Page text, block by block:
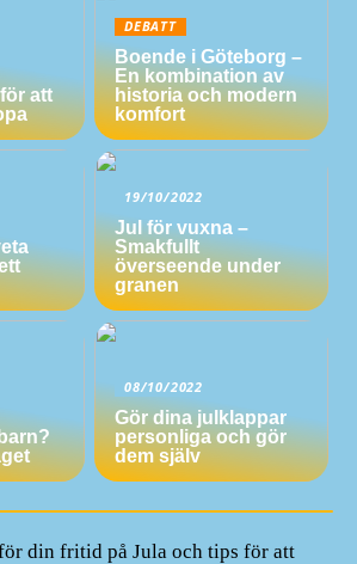
att
DEBATT
Boende i Göteborg –
En kombination av
historia och modern
komfort
19/10/2022
Jul för vuxna –
Smakfullt
överseende under
granen
08/10/2022
Gör dina julklappar
personliga och gör
dem själv
din fritid på Jula och tips för att